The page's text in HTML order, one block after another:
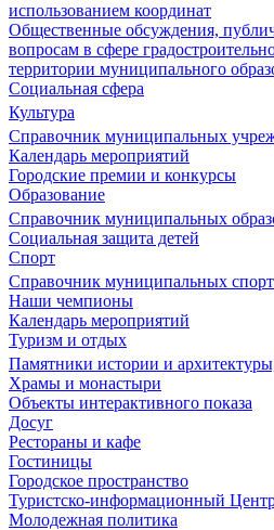
использованием координат
Общественные обсуждения,
вопросам в сфере
территории муниципального
Социальная сфера
Культура
Справочник муниципальных
Календарь мероприятий
Городские премии и конкурсы
Образование
Справочник муниципальных
Социальная защита детей
Спорт
Справочник муниципальных
Наши чемпионы
Календарь мероприятий
Туризм и отдых
Памятники истории и
Храмы и монастыри
Объекты интерактивного показа
Досуг
Рестораны и кафе
Гостиницы
Городское пространство
Туристско-информационный
Молодежная политика